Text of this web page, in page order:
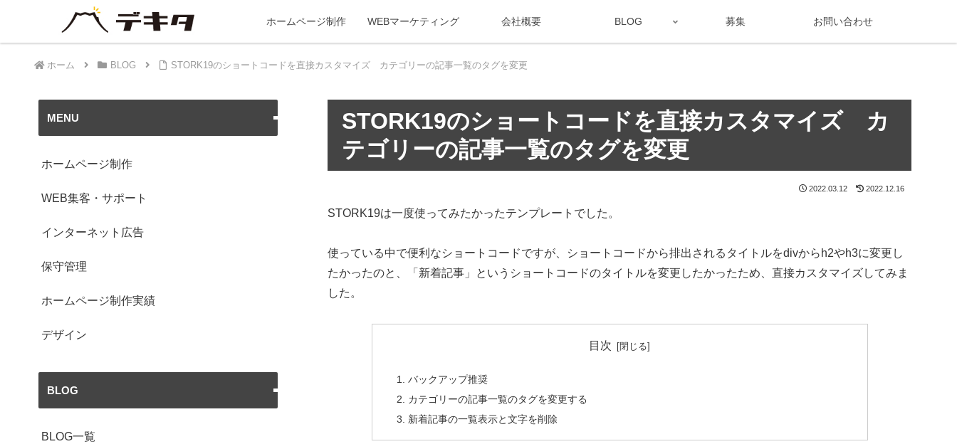
ホームページ制作 WEBマーケティング 会社概要 BLOG 募集 お問い合わせ
ホーム BLOG STORK19のショートコードを直接カスタマイズ カテゴリーの記事一覧のタグを変更
STORK19のショートコードを直接カスタマイズ カ
テゴリーの記事一覧のタグを変更
2022.03.12 2022.12.16
STORK19は一度使ってみたかったテンプレートでした。
使っている中で便利なショートコードですが、ショートコードから排出されるタイトルをdivからh2やh3に変更し
たかったのと、「新着記事」というショートコードのタイトルを変更したかったため、直接カスタマイズしてみま
した。
目次
バックアップ推奨
カテゴリーの記事一覧のタグを変更する
新着記事の一覧表示と文字を削除
MENU
ホームページ制作
WEB集客・サポート
インターネット広告
保守管理
ホームページ制作実績
デザイン
BLOG
BLOG一覧